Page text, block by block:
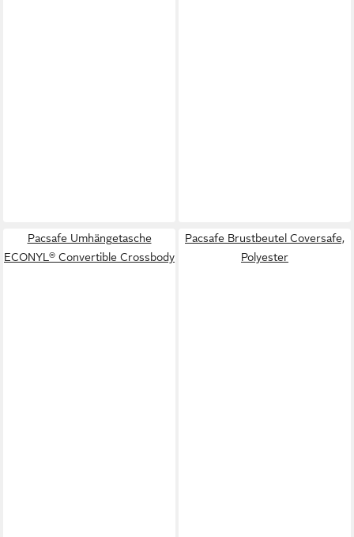
Pacsafe Umhängetasche
ECONYL® Convertible Crossbody
Pacsafe Brustbeutel Coversafe,
Polyester